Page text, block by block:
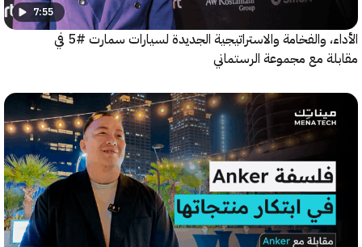
7:55
الأداء، والفخامة والاستراتيجية الجديدة لسيارات سمارت #5 في
مع مجموعة الرستماني